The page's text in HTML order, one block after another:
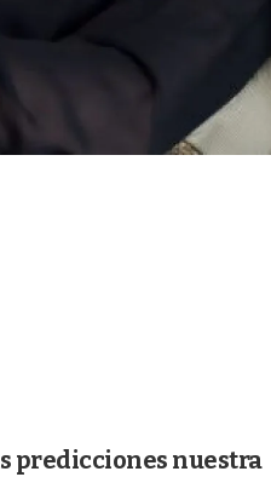
predicciones nuestra